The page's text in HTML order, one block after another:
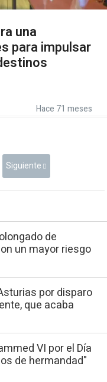
una
para impulsar
Hace 71 meses
Siguiente
de
un mayor riesgo
por disparo
que acaba
VI por el Día
de hermandad"